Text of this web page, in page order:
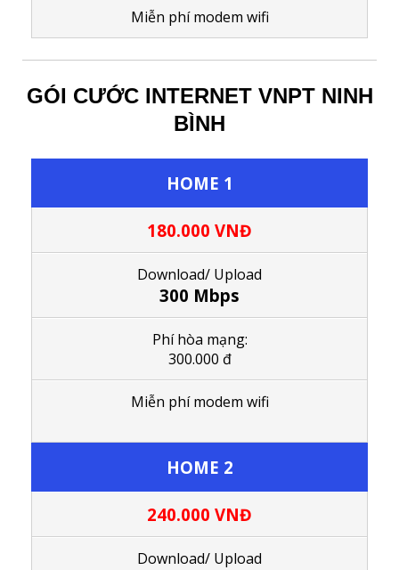
Miễn phí modem wifi
GÓI CƯỚC INTERNET VNPT NINH
BÌNH
HOME 1
180.000 VNĐ
Download/ Upload
300 Mbps
Phí hòa mạng:
300.000 đ
Miễn phí modem wifi
HOME 2
240.000 VNĐ
Download/ Upload